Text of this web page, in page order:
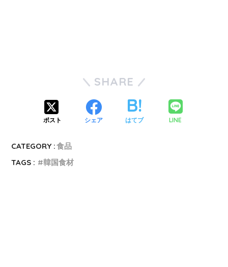
SHARE
ポスト シェア はてブ LINE
CATEGORY :食品
TAGS :
韓国食材